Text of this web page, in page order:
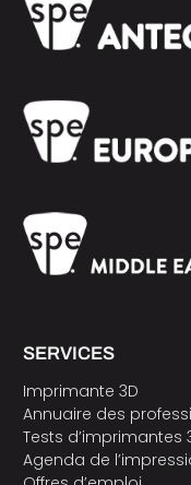
SERVICES
Imprimante 3D
Annuaire des
Tests d’imprimantes
Agenda de